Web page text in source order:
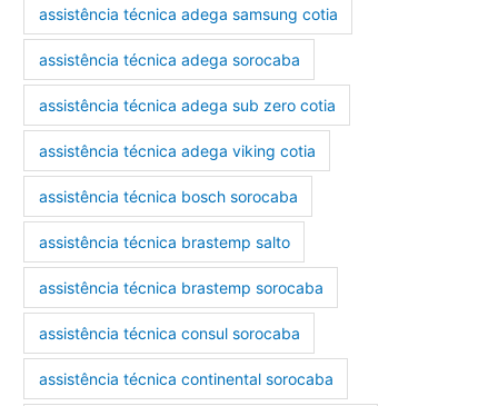
assistência técnica adega samsung cotia
assistência técnica adega sorocaba
assistência técnica adega sub zero cotia
assistência técnica adega viking cotia
assistência técnica bosch sorocaba
assistência técnica brastemp salto
assistência técnica brastemp sorocaba
assistência técnica consul sorocaba
assistência técnica continental sorocaba